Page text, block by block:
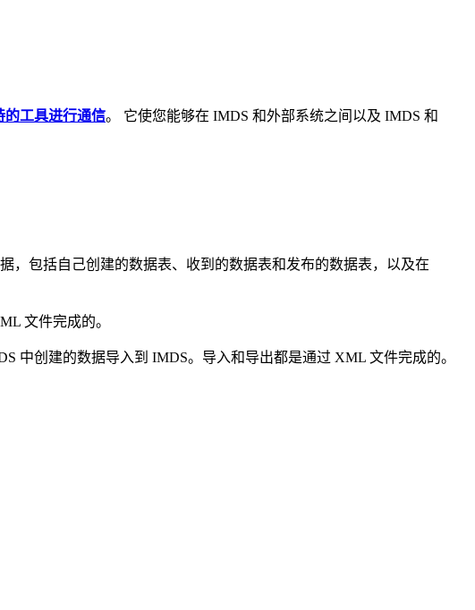
的工具进行通信。 它使您能够在 IMDS 和外部系统之间以及 IMDS 和
，包括自己创建的数据表、收到的数据表和发布的数据表，以及在
文件完成的。
中创建的数据导入到 IMDS。导入和导出都是通过 XML 文件完成的。